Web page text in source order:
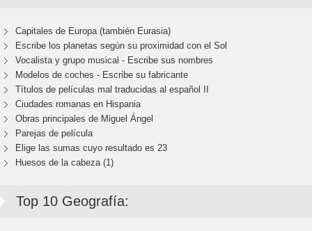
Capitales de Europa (también Eurasia)
Escribe los planetas según su proximidad con el Sol
Vocalista y grupo musical - Escribe sus nombres
Modelos de coches - Escribe su fabricante
Títulos de películas mal traducidas al español II
Ciudades romanas en Hispania
Obras principales de Miguel Ángel
Parejas de película
Elige las sumas cuyo resultado es 23
Huesos de la cabeza (1)
Top 10 Geografía: